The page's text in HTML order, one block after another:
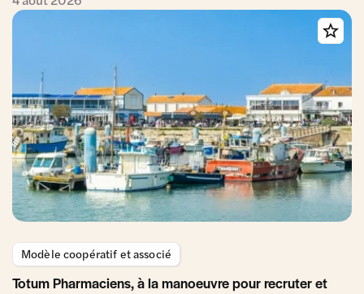
Modèle coopératif et associé
Totum Pharmaciens, à la manoeuvre pour recruter et